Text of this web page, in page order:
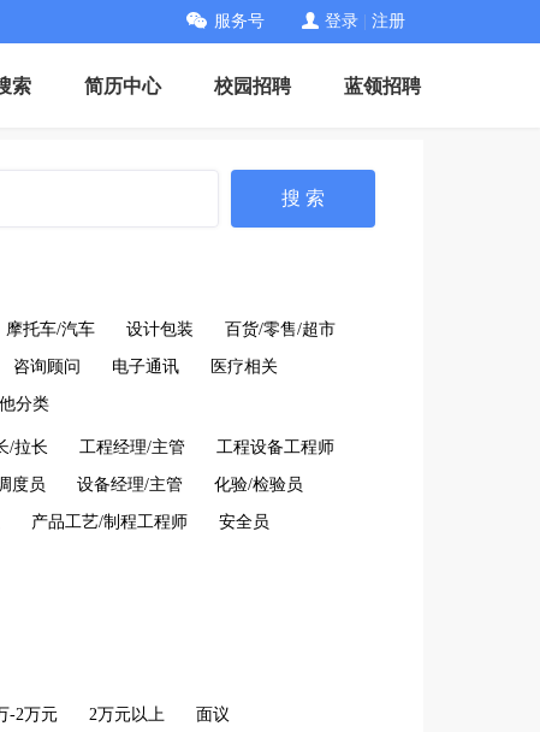
服务号 登录 注册
索 简历中心 校园招聘 蓝领招聘
搜 索
摩托车/汽车 设计包装 百货/零售/超市
咨询顾问 电子通讯 医疗相关
分类
/拉长 工程经理/主管 工程设备工程师
度员 设备经理/主管 化验/检验员
产品工艺/制程工程师 安全员
-2万元 2万元以上 面议